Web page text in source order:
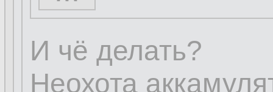
И чё делать?
Неохота